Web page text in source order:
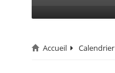
CIRCUIT
Accueil Calendrier